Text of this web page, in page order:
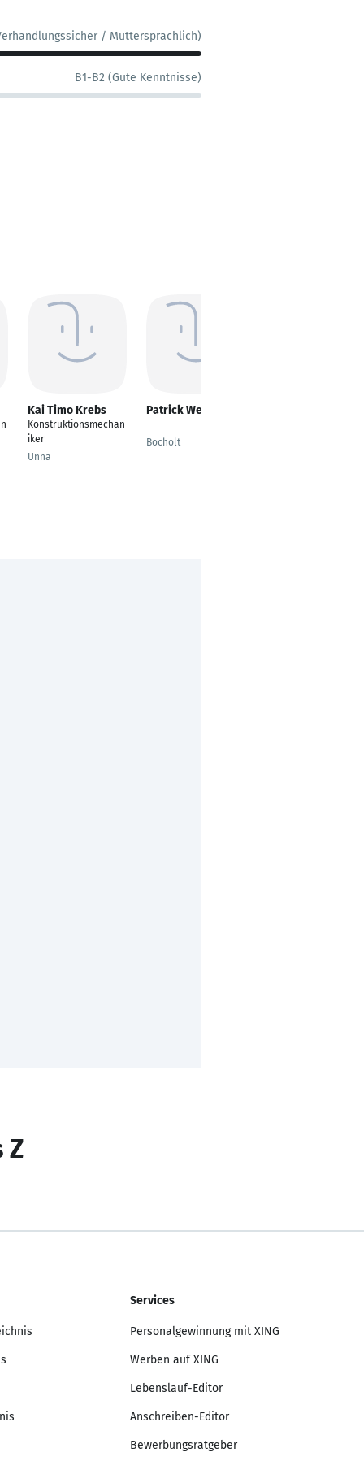
/ Muttersprachlich)
B1-B2 (Gute Kenntnisse)
Kai Timo Krebs
Konstruktionsmechan
iker
Unna
Patrick Werder
---
Bocholt
Z
Services
Personalgewinnung mit XING
Werben auf XING
Lebenslauf-Editor
Anschreiben-Editor
Bewerbungsratgeber